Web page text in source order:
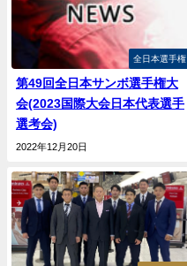
全日本選手権
第49回全日本サンボ選手権大
会(2023国際大会日本代表選手
選考会)
2022年12月20日